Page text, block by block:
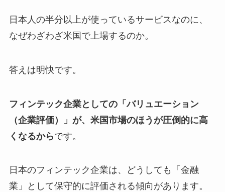
日本人の半分以上が使っているサービスなのに、
なぜわざわざ米国で上場するのか。
答えは明快です。
フィンテック企業としての「バリュエーション
（企業評価）」が、米国市場のほうが圧倒的に高
くなるからです。
日本のフィンテック企業は、どうしても「金融
業」として保守的に評価される傾向があります。